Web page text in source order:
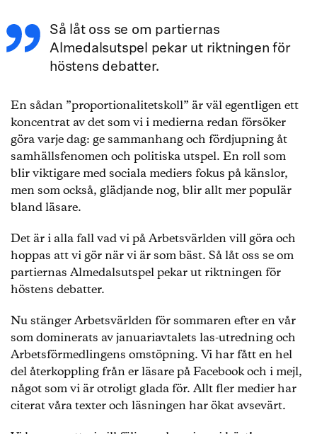
Så låt oss se om partiernas
Almedalsutspel pekar ut riktningen för
höstens debatter.
En sådan ”proportionalitetskoll” är väl egentligen ett
koncentrat av det som vi i medierna redan försöker
göra varje dag: ge sammanhang och fördjupning åt
samhällsfenomen och politiska utspel. En roll som
blir viktigare med sociala mediers fokus på känslor,
men som också, glädjande nog, blir allt mer populär
bland läsare.
Det är i alla fall vad vi på Arbetsvärlden vill göra och
hoppas att vi gör när vi är som bäst. Så låt oss se om
partiernas Almedalsutspel pekar ut riktningen för
höstens debatter.
Nu stänger Arbetsvärlden för sommaren efter en vår
som dominerats av januariavtalets las-utredning och
Arbetsförmedlingens omstöpning. Vi har fått en hel
del återkoppling från er läsare på Facebook och i mejl,
något som vi är otroligt glada för. Allt fler medier har
citerat våra texter och läsningen har ökat avsevärt.